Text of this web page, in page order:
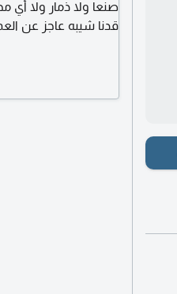
قدنا شيبه عاجز عن